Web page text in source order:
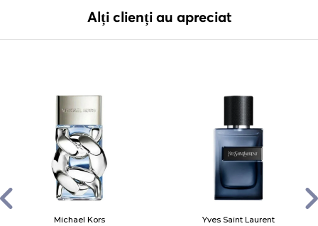
Alți clienți au apreciat
Michael Kors Yves Saint Laurent